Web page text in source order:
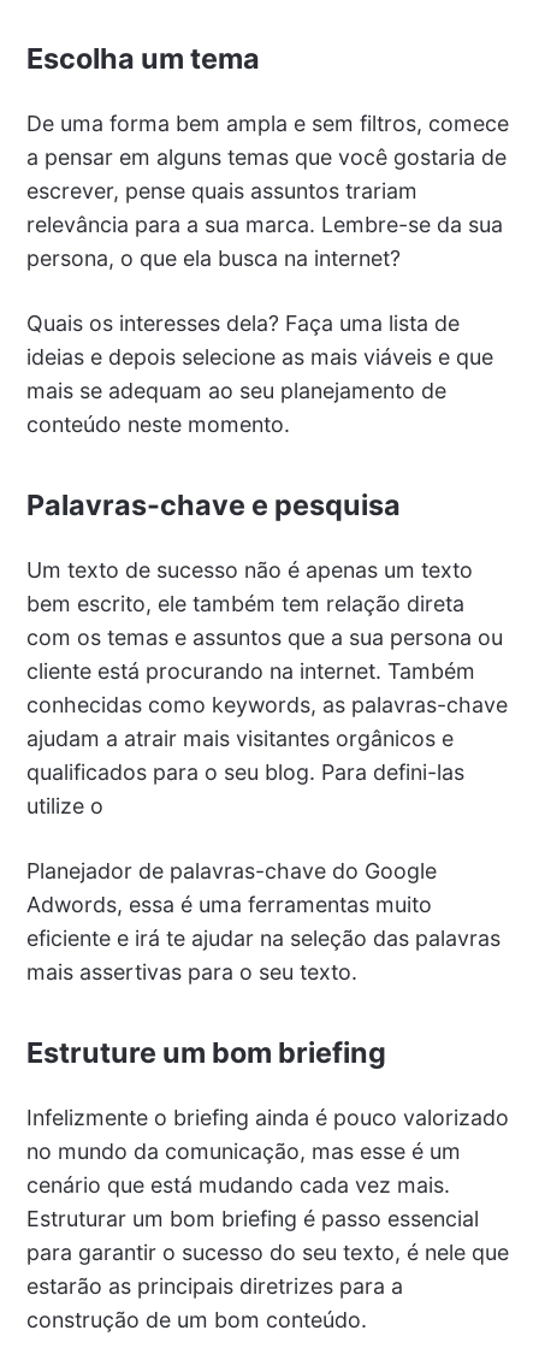
Escolha um tema
De uma forma bem ampla e sem filtros, comece
a pensar em alguns temas que você gostaria de
escrever, pense quais assuntos trariam
relevância para a sua marca. Lembre-se da sua
persona, o que ela busca na internet?
Quais os interesses dela? Faça uma lista de
ideias e depois selecione as mais viáveis e que
mais se adequam ao seu planejamento de
conteúdo neste momento.
Palavras-chave e pesquisa
Um texto de sucesso não é apenas um texto
bem escrito, ele também tem relação direta
com os temas e assuntos que a sua persona ou
cliente está procurando na internet. Também
conhecidas como keywords, as palavras-chave
ajudam a atrair mais visitantes orgânicos e
qualificados para o seu blog. Para defini-las
utilize o
Planejador de palavras-chave do Google
Adwords, essa é uma ferramentas muito
eficiente e irá te ajudar na seleção das palavras
mais assertivas para o seu texto.
Estruture um bom briefing
Infelizmente o briefing ainda é pouco valorizado
no mundo da comunicação, mas esse é um
cenário que está mudando cada vez mais.
Estruturar um bom briefing é passo essencial
para garantir o sucesso do seu texto, é nele que
estarão as principais diretrizes para a
construção de um bom conteúdo.